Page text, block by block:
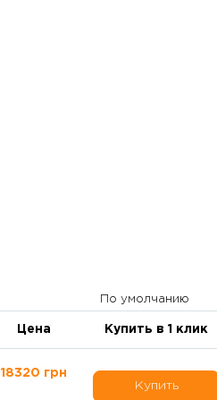
Цена Купить в 1 клик
18320 грн
Купить